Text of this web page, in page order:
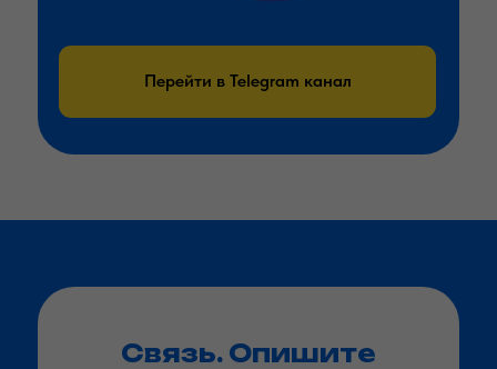
Перейти в Telegram канал
Связь. Опишите